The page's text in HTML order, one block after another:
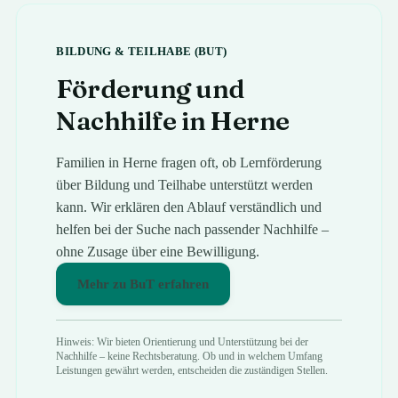
BILDUNG & TEILHABE (BUT)
Förderung und
Nachhilfe inHerne
Familien inHerne fragen oft, ob Lernförderung
über Bildung und Teilhabe unterstützt werden
kann. Wir erklären den Ablauf verständlich und
helfen bei der Suche nach passender Nachhilfe –
ohne Zusage über eine Bewilligung.
Mehr zu BuT erfahren
Hinweis: Wir bieten Orientierung und Unterstützung bei der
Nachhilfe – keine Rechtsberatung. Ob und in welchem Umfang
Leistungen gewährt werden, entscheiden die zuständigen Stellen.